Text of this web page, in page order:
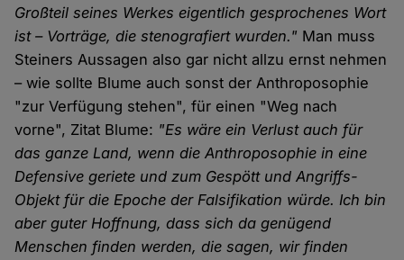
Großteil seines Werkes eigentlich gesprochenes Wort
ist – Vorträge, die stenografiert wurden." Man muss
Steiners Aussagen also gar nicht allzu ernst nehmen
– wie sollte Blume auch sonst der Anthroposophie
"zur Verfügung stehen", für einen "Weg nach
vorne", Zitat Blume: "Es wäre ein Verlust auch für
das ganze Land, wenn die Anthroposophie in eine
Defensive geriete und zum Gespött und Angriffs-
Objekt für die Epoche der Falsifikation würde. Ich bin
aber guter Hoffnung, dass sich da genügend
Menschen finden werden, die sagen, wir finden